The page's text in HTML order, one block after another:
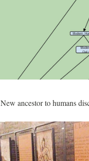
New ancestor to humans